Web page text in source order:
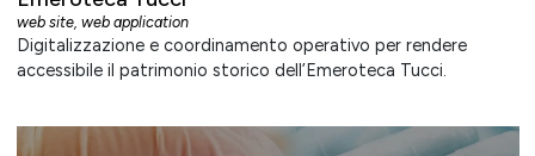
web site, web application
Digitalizzazione e coordinamento operativo per rendere
accessibile il patrimonio storico dell’Emeroteca Tucci.